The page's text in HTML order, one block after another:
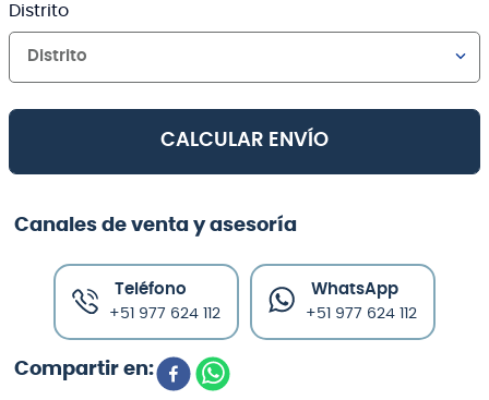
Distrito
Distrito
CALCULAR ENVÍO
Canales de venta y asesoría
Teléfono
+51 977 624 112
WhatsApp
+51 977 624 112